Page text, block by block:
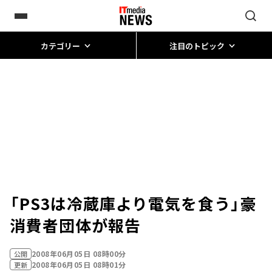
カテゴリー 注目のトピック
「PS3は冷蔵庫より電気を食う」豪
消費者団体が報告
公開 2008年06月05日 08時00分
更新 2008年06月05日 08時01分